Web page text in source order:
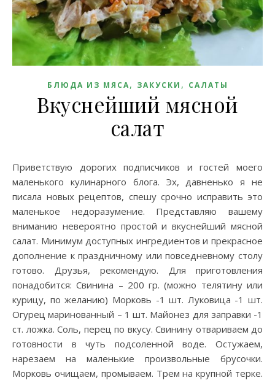
БЛЮДА ИЗ МЯСА, ЗАКУСКИ , САЛАТЫ
Вкуснейший мясной
салат
Приветствую дорогих подписчиков и гостей моего
маленького кулинарного блога. Эх, давненько я не
писала новых рецептов, спешу срочно исправить это
маленькое недоразумение. Представляю вашему
вниманию невероятно простой и вкуснейший мясной
салат. Минимум доступных ингредиентов и прекрасное
дополнение к праздничному или повседневному столу
готово. Друзья, рекомендую. Для приготовления
понадобится: Свинина – 200 гр. (можно телятину или
курицу, по желанию) Морковь -1 шт. Луковица -1 шт.
Огурец маринованный – 1 шт. Майонез для заправки -1
ст. ложка. Соль, перец по вкусу. Свинину отвариваем до
готовности в чуть подсоленной воде. Остужаем,
нарезаем на маленькие произвольные брусочки.
Морковь очищаем, промываем. Трем на крупной терке.